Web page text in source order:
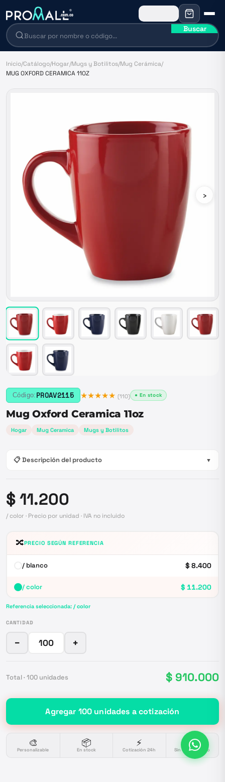
Buscar
Inicio/Catálogo/Hogar/Mugs y Botilitos/Mug Cerámica/
MUG OXFORD CERAMICA 11OZ
›
Código: PROAV2115 ★★★★★ (110) ● En stock
Mug Oxford Ceramica 11oz
Hogar Mug Ceramica Mugs y Botilitos
📋 Descripción del producto ▼
$ 11.200
/ color · Precio por unidad · IVA no incluido
🔀PRECIO SEGÚN REFERENCIA
/ blanco $ 8.400
/ color $ 11.200
Referencia seleccionada: / color
CANTIDAD
− +
Total · 100 unidades $ 910.000
Agregar 100 unidades a cotización
🎨
Personalizable
📦
En stock
⚡
Cotización 24h
🔒
Sin compromiso